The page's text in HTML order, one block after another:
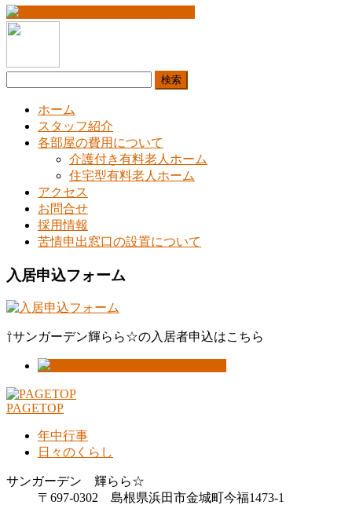
ホーム
スタッフ紹介
各部屋の費用について
介護付き有料老人ホーム
住宅型有料老人ホーム
アクセス
お問合せ
採用情報
苦情申出窓口の設置について
入居申込フォーム
⇧サンガーデン輝らら☆の入居者申込はこちら
PAGETOP
年中行事
日々のくらし
サンガーデン 輝らら☆
〒697-0302 島根県浜田市金城町今福1473-1